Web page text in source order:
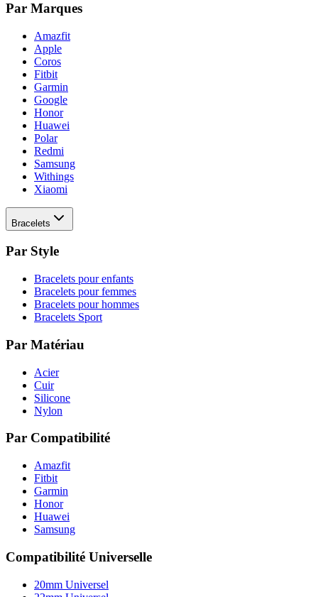
Par Marques
Amazfit
Apple
Coros
Fitbit
Garmin
Google
Honor
Huawei
Polar
Redmi
Samsung
Withings
Xiaomi
Bracelets
Par Style
Bracelets pour enfants
Bracelets pour femmes
Bracelets pour hommes
Bracelets Sport
Par Matériau
Acier
Cuir
Silicone
Nylon
Par Compatibilité
Amazfit
Fitbit
Garmin
Honor
Huawei
Samsung
Compatibilité Universelle
20mm Universel